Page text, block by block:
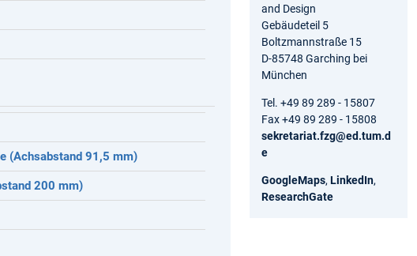
(Achsabstand 91,5 mm)
200 mm)
and Design
Gebäudeteil 5
Boltzmannstraße 15
D-85748 Garching bei
München
Tel. +49 89 289 - 15807
Fax +49 89 289 - 15808
sekretariat.fzg@ed.tum.d
e
GoogleMaps, LinkedIn,
ResearchGate